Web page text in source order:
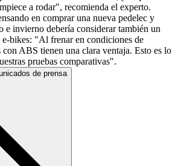
a rodar", recomienda el experto.
en comprar una nueva pedelec y
e invierno debería considerar también un
bikes: "Al frenar en condiciones de
con ABS tienen una clara ventaja. Esto es lo
pruebas comparativas".
de prensa